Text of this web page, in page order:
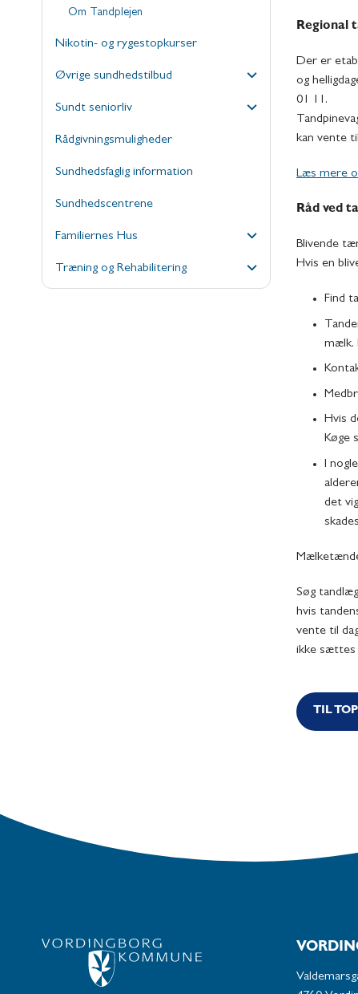
Om Tandplejen
Nikotin- og rygestopkurser
Øvrige sundhedstilbud
Sundt seniorliv
Rådgivningsmuligheder
Sundhedsfaglig information
Sundhedscentrene
Familiernes Hus
Træning og Rehabilitering
Regional
Der er
og
01 11.
kan vente
Læs mere
Råd ved
Blivende
Hvis en
Find
mælk.
Hvis
Køge
I
det
Søg
hvis
vente til
ikke sættes
TIL